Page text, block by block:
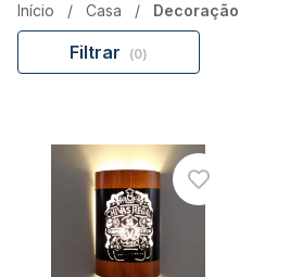
Início Casa Decoração
Filtrar (0)